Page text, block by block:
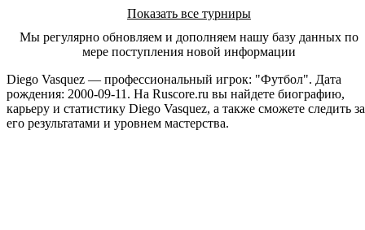
Показать все турниры
Мы регулярно обновляем и дополняем нашу базу данных по
мере поступления новой информации
Diego Vasquez — профессиональный игрок: "Футбол". Дата
рождения: 2000-09-11. На Ruscore.ru вы найдете биографию,
карьеру и статистику Diego Vasquez, а также сможете следить за
его результатами и уровнем мастерства.